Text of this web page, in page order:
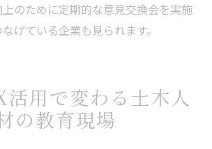
のために定期的な意見交換会を実施
げている企業も見られます。
用で変わる土木人
の教育現場